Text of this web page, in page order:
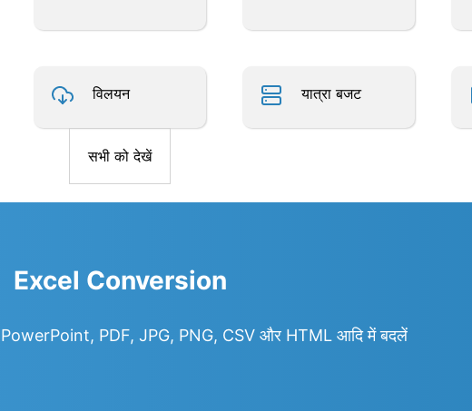
विलयन यात्रा बजट
सभी को देखें
Excel Conversion
PDF, JPG, PNG, CSV और HTML आदि में बदलें